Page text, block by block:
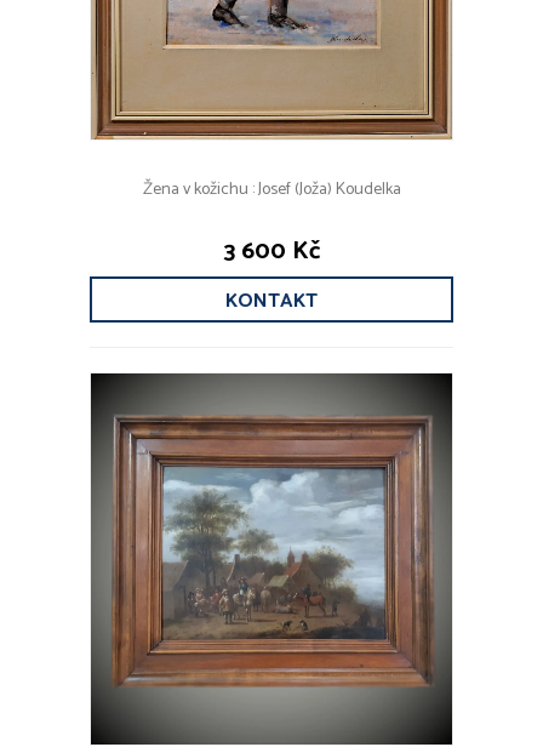
Žena v kožichu : Josef (Joža) Koudelka
3 600 Kč
KONTAKT